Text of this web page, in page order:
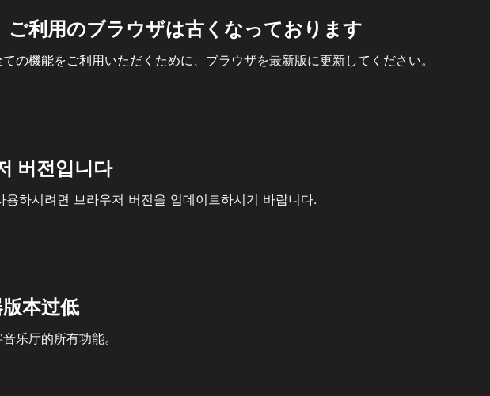
ご利用のブラウザは古くなっております
の機能をご利用いただくために、ブラウザを最新版に更新してください。
버전입니다
하시려면 브라우저 버전을 업데이트하시기 바랍니다.
本过低
乐厅的所有功能。